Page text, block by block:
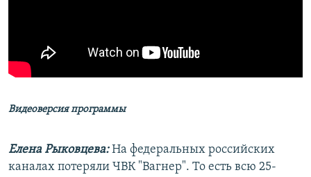
Видеоверсия программы
Елена Рыковцева:На федеральных российских
каналах потеряли ЧВК "Вагнер". То есть всю 25-